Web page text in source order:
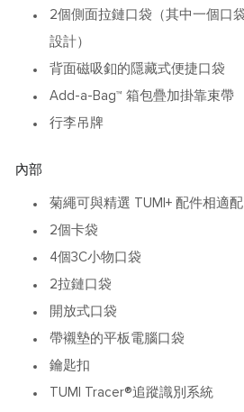
2個側面拉鏈口袋（其中一個口
設計）
背面磁吸釦的隱藏式便捷口袋
Add-a-Bag™ 箱包疊加掛靠束帶
行李吊牌
內部
菊繩可與精選 TUMI+ 配件相適配
2個卡袋
4個3C小物口袋
2拉鏈口袋
開放式口袋
帶襯墊的平板電腦口袋
鑰匙扣
TUMI Tracer®追蹤識別系統